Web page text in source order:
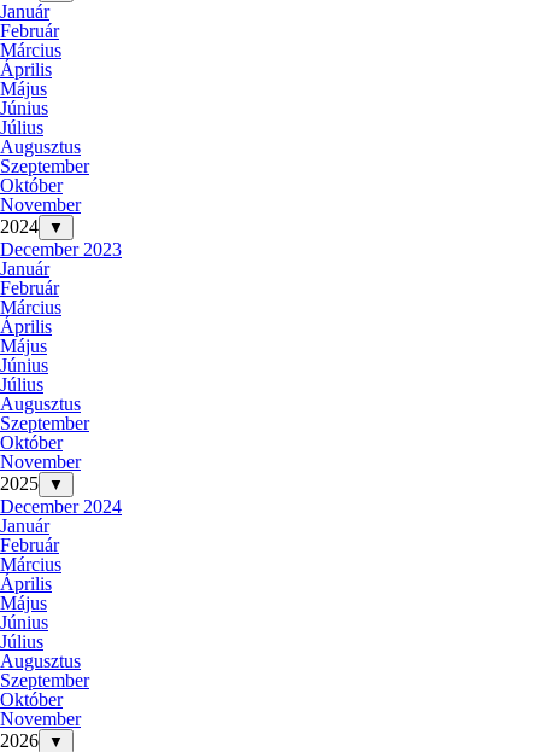
Január
Február
Március
Április
Május
Június
Július
Augusztus
Szeptember
Október
November
2024
▼
December 2023
Január
Február
Március
Április
Május
Június
Július
Augusztus
Szeptember
Október
November
2025
▼
December 2024
Január
Február
Március
Április
Május
Június
Július
Augusztus
Szeptember
Október
November
2026
▼